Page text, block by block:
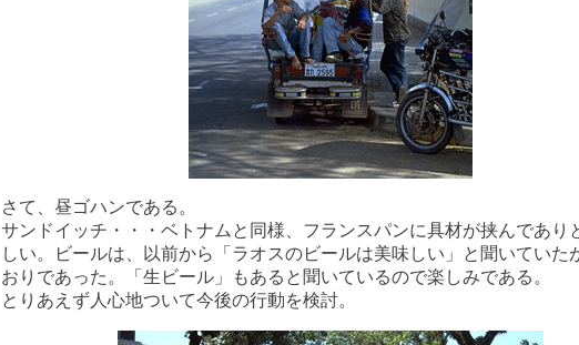
さて、昼ゴハンである。
サンドイッチ・・・ベトナムと同様、フランスパンに具材が挟んであり
しい。ビールは、以前から「ラオスのビールは美味しい」と聞いていた
おりであった。「生ビール」もあると聞いているので楽しみである。
とりあえず人心地ついて今後の行動を検討。